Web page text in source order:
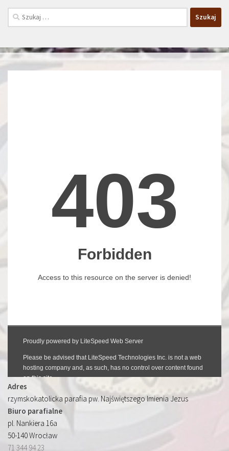
Szukaj:
Adres
rzymskokatolicka parafia pw. Najświętszego Imienia Jezus
Biuro parafialne
pl. Nankiera 16a
50-140 Wrocław
71 344 94 23